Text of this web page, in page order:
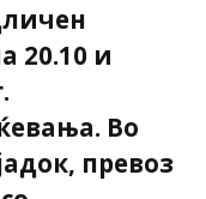
20.10 и
Во
превоз